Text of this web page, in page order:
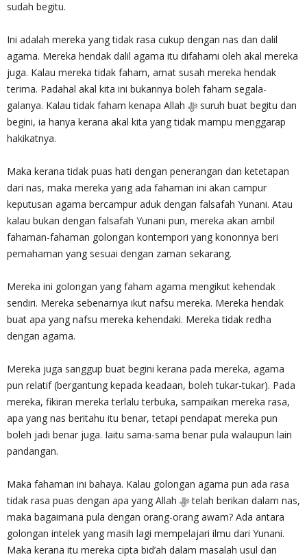
sudah begitu.
Ini adalah mereka yang tidak rasa cukup dengan nas dan dalil
agama. Mereka hendak dalil agama itu difahami oleh akal mereka
juga. Kalau mereka tidak faham, amat susah mereka hendak
terima. Padahal akal kita ini bukannya boleh faham segala-
galanya. Kalau tidak faham kenapa Allah ‎ﷻ suruh buat begitu dan
begini, ia hanya kerana akal kita yang tidak mampu menggarap
hakikatnya.
Maka kerana tidak puas hati dengan penerangan dan ketetapan
dari nas, maka mereka yang ada fahaman ini akan campur
keputusan agama bercampur aduk dengan falsafah Yunani. Atau
kalau bukan dengan falsafah Yunani pun, mereka akan ambil
fahaman-fahaman golongan kontempori yang kononnya beri
pemahaman yang sesuai dengan zaman sekarang.
Mereka ini golongan yang faham agama mengikut kehendak
sendiri. Mereka sebenarnya ikut nafsu mereka. Mereka hendak
buat apa yang nafsu mereka kehendaki. Mereka tidak redha
dengan agama.
Mereka juga sanggup buat begini kerana pada mereka, agama
pun relatif (bergantung kepada keadaan, boleh tukar-tukar). Pada
mereka, fikiran mereka terlalu terbuka, sampaikan mereka rasa,
apa yang nas beritahu itu benar, tetapi pendapat mereka pun
boleh jadi benar juga. Iaitu sama-sama benar pula walaupun lain
pandangan.
Maka fahaman ini bahaya. Kalau golongan agama pun ada rasa
tidak rasa puas dengan apa yang Allah ‎ﷻ telah berikan dalam nas,
maka bagaimana pula dengan orang-orang awam? Ada antara
golongan intelek yang masih lagi mempelajari ilmu dari Yunani.
Maka kerana itu mereka cipta bid’ah dalam masalah usul dan